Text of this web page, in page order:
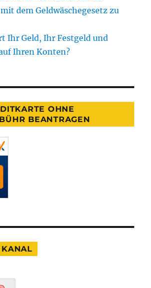
dem Geldwäschegesetz zu
Ihr Geld, Ihr Festgeld und
Ihren Konten?
OHNE
BEANTRAGEN